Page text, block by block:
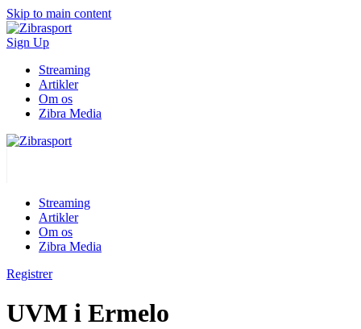
Skip to main content
Sign Up
Streaming
Artikler
Om os
Zibra Media
Streaming
Artikler
Om os
Zibra Media
Registrer
UVM i Ermelo